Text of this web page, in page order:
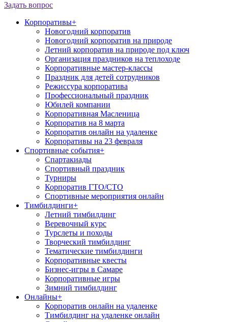
Задать вопрос
Корпоративы+
Новогодний корпоратив
Новогодний корпоратив на природе
Летний корпоратив на природе под ключ
Организация праздников на теплоходе
Корпоративные мастер-классы
Праздник для детей сотрудников
Режиссура корпоратива
Профессиональный праздник
Юбилей компании
Корпоративная Масленица
Корпоратив на 8 марта
Корпоратив онлайн на удаленке
Корпоративы на 23 февраля
Спортивные события+
Спартакиады
Спортивный праздник
Турниры
Корпоратив ГТО/СТО
Спортивные мероприятия онлайн
Тимбилдинги+
Летний тимбилдинг
Веревочный курс
Турслеты и походы
Творческий тимбилдинг
Тематические тимбилдинги
Корпоративные квесты
Бизнес-игры в Самаре
Корпоративные игры
Зимний тимбилдинг
Онлайны+
Корпоратив онлайн на удаленке
Тимбилдинг на удаленке онлайн